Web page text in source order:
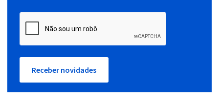
Receber novidades